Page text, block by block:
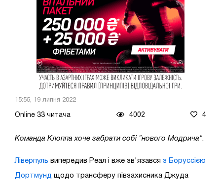
15:55, 19 липня 2022
Online 33 читача 4002 4
Команда Клоппа хоче забрати собі "нового Модрича"
Ліверпуль випередив Реал і вже зв'язався з Боруссією
Дортмунд щодо трансферу півзахисника Джуда